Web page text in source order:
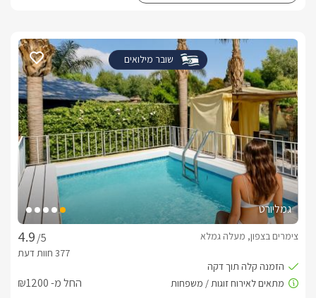
שובר מילואים
גמליורט
/5
צימרים בצפון, מעלה גמלא
החל מ- ₪1200